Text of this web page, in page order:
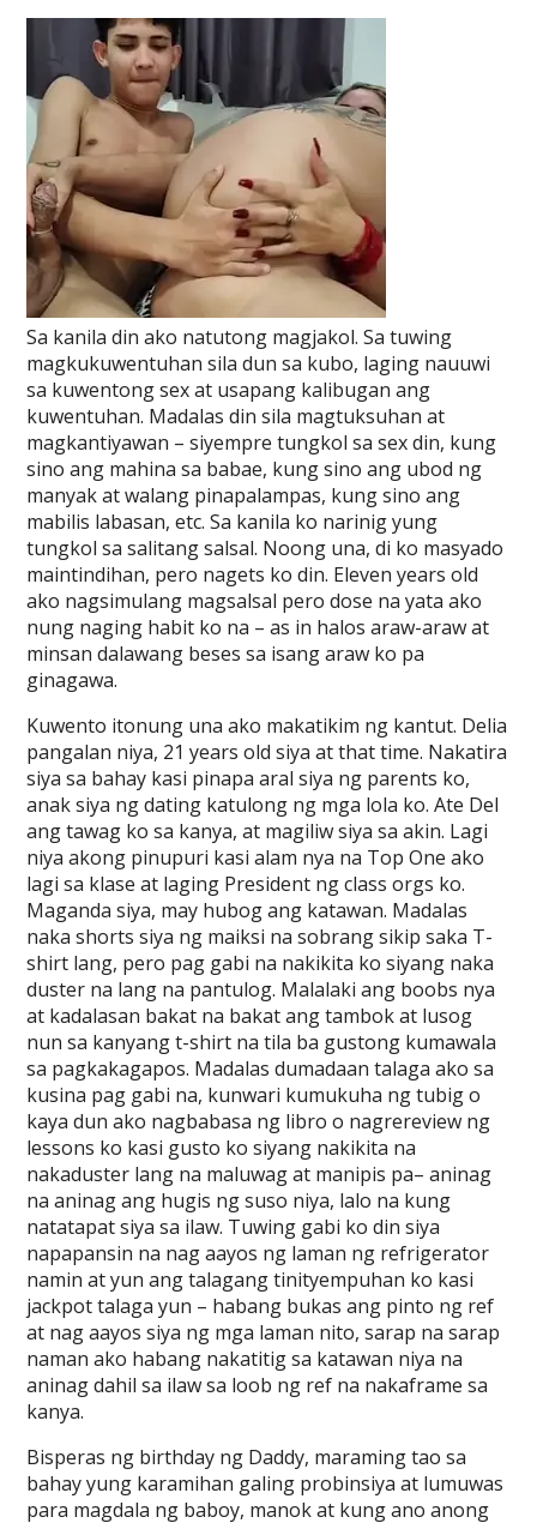
Sa kanila din ako natutong magjakol. Sa tuwing
magkukuwentuhan sila dun sa kubo, laging nauuwi
sa kuwentong sex at usapang kalibugan ang
kuwentuhan. Madalas din sila magtuksuhan at
magkantiyawan – siyempre tungkol sa sex din, kung
sino ang mahina sa babae, kung sino ang ubod ng
manyak at walang pinapalampas, kung sino ang
mabilis labasan, etc. Sa kanila ko narinig yung
tungkol sa salitang salsal. Noong una, di ko masyado
maintindihan, pero nagets ko din. Eleven years old
ako nagsimulang magsalsal pero dose na yata ako
nung naging habit ko na – as in halos araw-araw at
minsan dalawang beses sa isang araw ko pa
ginagawa.
Kuwento itonung una ako makatikim ng kantut. Delia
pangalan niya, 21 years old siya at that time. Nakatira
siya sa bahay kasi pinapa aral siya ng parents ko,
anak siya ng dating katulong ng mga lola ko. Ate Del
ang tawag ko sa kanya, at magiliw siya sa akin. Lagi
niya akong pinupuri kasi alam nya na Top One ako
lagi sa klase at laging President ng class orgs ko.
Maganda siya, may hubog ang katawan. Madalas
naka shorts siya ng maiksi na sobrang sikip saka T-
shirt lang, pero pag gabi na nakikita ko siyang naka
duster na lang na pantulog. Malalaki ang boobs nya
at kadalasan bakat na bakat ang tambok at lusog
nun sa kanyang t-shirt na tila ba gustong kumawala
sa pagkakagapos. Madalas dumadaan talaga ako sa
kusina pag gabi na, kunwari kumukuha ng tubig o
kaya dun ako nagbabasa ng libro o nagrereview ng
lessons ko kasi gusto ko siyang nakikita na
nakaduster lang na maluwag at manipis pa– aninag
na aninag ang hugis ng suso niya, lalo na kung
natatapat siya sa ilaw. Tuwing gabi ko din siya
napapansin na nag aayos ng laman ng refrigerator
namin at yun ang talagang tinityempuhan ko kasi
jackpot talaga yun – habang bukas ang pinto ng ref
at nag aayos siya ng mga laman nito, sarap na sarap
naman ako habang nakatitig sa katawan niya na
aninag dahil sa ilaw sa loob ng ref na nakaframe sa
kanya.
Bisperas ng birthday ng Daddy, maraming tao sa
bahay yung karamihan galing probinsiya at lumuwas
para magdala ng baboy, manok at kung ano anong